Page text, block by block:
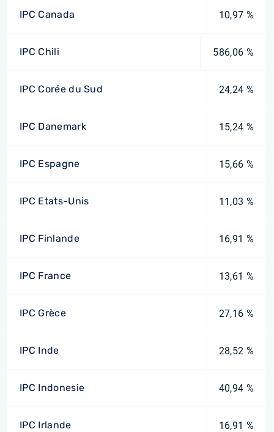
IPC Canada 10,97 %
IPC Chili 586,06 %
IPC Corée du Sud 24,24 %
IPC Danemark 15,24 %
IPC Espagne 15,66 %
IPC Etats-Unis 11,03 %
IPC Finlande 16,91 %
IPC France 13,61 %
IPC Grèce 27,16 %
IPC Inde 28,52 %
IPC Indonesie 40,94 %
IPC Irlande 16,91 %